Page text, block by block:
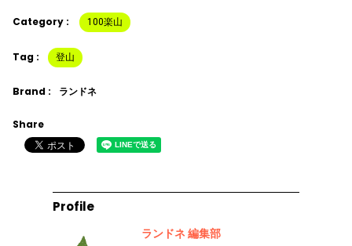
Category : 100楽山
Tag : 登山
Brand : ランドネ
Share
Profile
ランドネ 編集部